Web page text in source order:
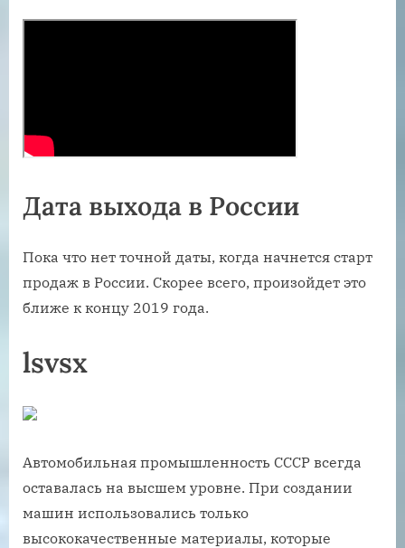
Дата выхода в России
Пока что нет точной даты, когда начнется старт
продаж в России. Скорее всего, произойдет это
ближе к концу 2019 года.
lsvsx
Автомобильная промышленность СССР всегда
оставалась на высшем уровне. При создании
машин использовались только
высококачественные материалы, которые